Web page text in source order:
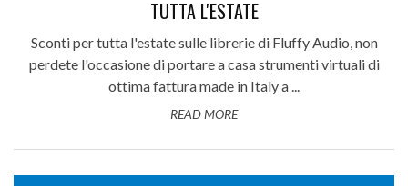
TUTTA L'ESTATE
Sconti per tutta l'estate sulle librerie di Fluffy Audio, non
perdete l'occasione di portare a casa strumenti virtuali di
ottima fattura made in Italy a ...
READ MORE